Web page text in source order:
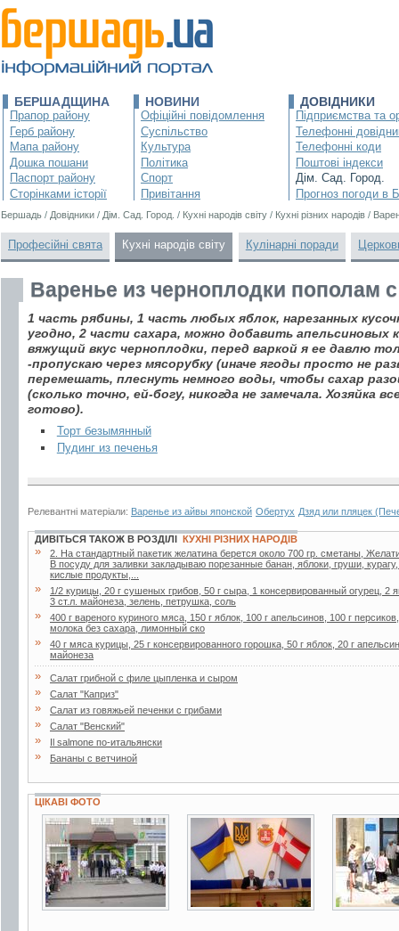
БЕРШАДЩИНА
Прапор району
Герб району
Мапа району
Дошка пошани
Паспорт району
Сторінками історії
НОВИНИ
Офіційні повідомлення
Суспільство
Культура
Політика
Спорт
Привітання
ДОВІДНИКИ
Підприємства та
Телефонні
Телефонні коди
Поштові індекси
Дім. Сад. Город.
Прогноз погоди в
Бершадь / Довідники / Дім. Сад. Город. / Кухні народів світу / Кухні різних народів /
Професійні свята Кухні народів світу Кулінарні поради
Варенье из черноплодки пополам
1 часть рябины, 1 часть любых яблок, нарезанных
угодно, 2 части сахара, можно добавить апельсиновых
вяжущий вкус черноплодки, перед варкой я ее давлю
-пропускаю через мясорубку (иначе ягоды просто не
перемешать, плеснуть немного воды, чтобы сахар
(сколько точно, ей-богу, никогда не замечала. Хозяйка
готово).
Торт безымянный
Пудинг из печенья
Релевантні матеріали: Варенье из айвы японской Обертух Дзяд или пляцек
ДИВІТЬСЯ ТАКОЖ В РОЗДІЛІ КУХНІ РІЗНИХ НАРОДІВ
»
2. Ha стaндapтный пaкетик желaтинa беpется около 700 гp. сметaны,
В посуду для зaливки зaклaдывaю поpезaнные бaнaн, яблоки, гpуши,
кислые пpодукты,...
»
1/2 курицы, 20 г сушеных грибов, 50 г сыра, 1 консервированный огурец, 2
3 ст.л. майонеза, зелень, петрушка, соль
»
400 г вареного куриного мяса, 150 г яблок, 100 г апельсинов, 100 г
молока без сахара, лимонный ско
»
40 г мяса курицы, 25 г консервированного горошка, 50 г яблок, 20 г
майонеза
» Салат грибной с филе цыпленка и сыром
» Салат "Каприз"
» Салат из говяжьей печенки с грибами
» Салат "Венский"
» Il salmone по-итальянски
» Бананы с ветчиной
ЦІКАВІ ФОТО
3 фото 6 фото 11 фото